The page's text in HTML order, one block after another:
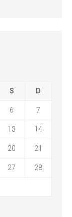
S D
6 7
13 14
20 21
27 28